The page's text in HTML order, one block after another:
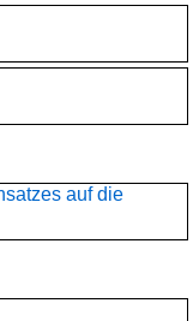
auf die